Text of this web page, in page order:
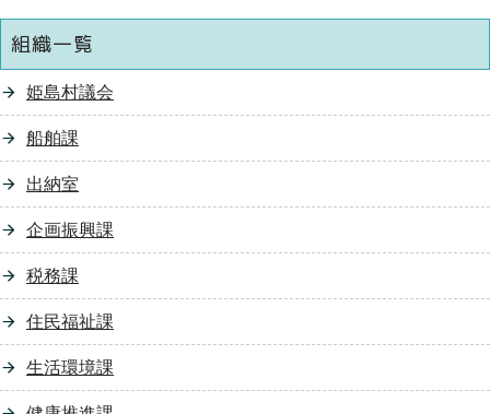
組織一覧
姫島村議会
船舶課
出納室
企画振興課
税務課
住民福祉課
生活環境課